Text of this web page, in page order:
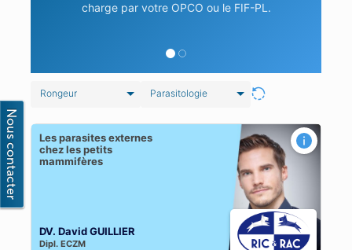
charge par votre OPCO ou le FIF-PL.
Rongeur Parasitologie
Les parasites externes
chez les petits
mammifères
DV. David GUILLIER
Dipl. ECZM